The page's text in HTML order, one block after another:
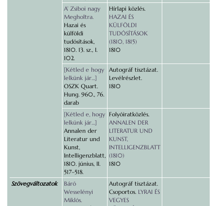
A’ Zsiboi nagy
Megholtra.
Hazai és
külföldi
tudósítások,
1810. 13. sz., I.
102.
Hírlapi közlés.
HAZAI ÉS
KÜLFÖLDI
TUDÓSÍTÁSOK
(1810, 1815)
1810
[Kétled e hogy
lelkünk jár…]
OSZK Quart.
Hung. 960., 76.
darab
Autográf tisztázat.
Levélrészlet.
1810
[Kétled e, hogy
lelkünk jár…]
Annalen der
Literatur und
Kunst,
Intelligenzblatt,
1810. június, II.
517–518.
Folyóiratközlés.
ANNALEN DER
LITERATUR UND
KUNST,
INTELLIGENZBLATT
(1810)
1810
Szövegváltozatok
Báró
Wesselényi
Miklós.
Autográf tisztázat.
Csoportos. LYRAI ÉS
VEGYES